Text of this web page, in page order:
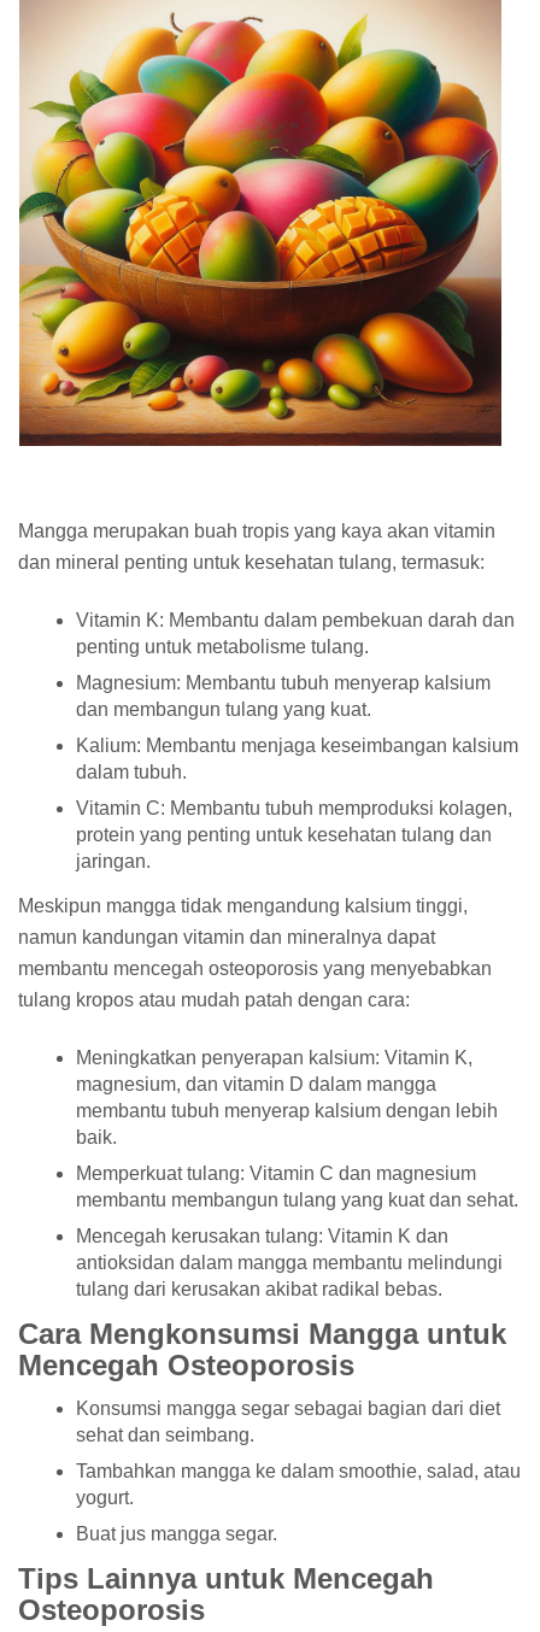
Mangga merupakan buah tropis yang kaya akan vitamin
dan mineral penting untuk kesehatan tulang, termasuk:
Vitamin K: Membantu dalam pembekuan darah dan
penting untuk metabolisme tulang.
Magnesium: Membantu tubuh menyerap kalsium
dan membangun tulang yang kuat.
Kalium: Membantu menjaga keseimbangan kalsium
dalam tubuh.
Vitamin C: Membantu tubuh memproduksi kolagen,
protein yang penting untuk kesehatan tulang dan
jaringan.
Meskipun mangga tidak mengandung kalsium tinggi,
namun kandungan vitamin dan mineralnya dapat
membantu mencegah osteoporosis yang menyebabkan
tulang kropos atau mudah patah dengan cara:
Meningkatkan penyerapan kalsium: Vitamin K,
magnesium, dan vitamin D dalam mangga
membantu tubuh menyerap kalsium dengan lebih
baik.
Memperkuat tulang: Vitamin C dan magnesium
membantu membangun tulang yang kuat dan sehat.
Mencegah kerusakan tulang: Vitamin K dan
antioksidan dalam mangga membantu melindungi
tulang dari kerusakan akibat radikal bebas.
Cara Mengkonsumsi Mangga untuk
Mencegah Osteoporosis
Konsumsi mangga segar sebagai bagian dari diet
sehat dan seimbang.
Tambahkan mangga ke dalam smoothie, salad, atau
yogurt.
Buat jus mangga segar.
Tips Lainnya untuk Mencegah
Osteoporosis